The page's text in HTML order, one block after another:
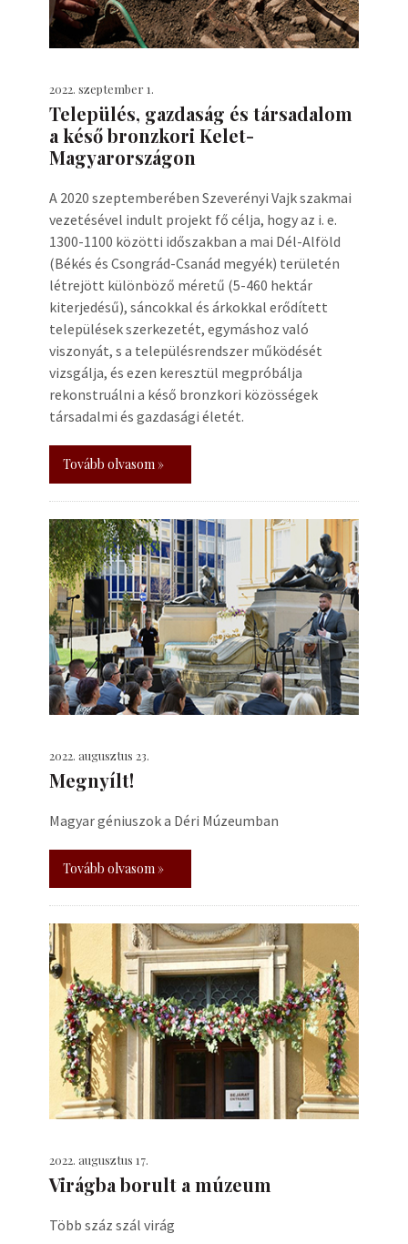
2022. szeptember 1.
Település, gazdaság és társadalom
a késő bronzkori Kelet-
Magyarországon
A 2020 szeptemberében Szeverényi Vajk szakmai
vezetésével indult projekt fő célja, hogy az i. e.
1300-1100 közötti időszakban a mai Dél-Alföld
(Békés és Csongrád-Csanád megyék) területén
létrejött különböző méretű (5-460 hektár
kiterjedésű), sáncokkal és árkokkal erődített
települések szerkezetét, egymáshoz való
viszonyát, s a településrendszer működését
vizsgálja, és ezen keresztül megpróbálja
rekonstruálni a késő bronzkori közösségek
társadalmi és gazdasági életét.
Tovább olvasom »
2022. augusztus 23.
Megnyílt!
Magyar géniuszok a Déri Múzeumban
Tovább olvasom »
2022. augusztus 17.
Virágba borult a múzeum
Több száz szál virág